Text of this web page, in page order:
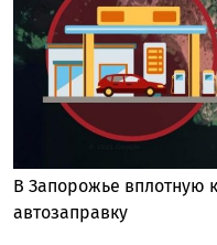
В Запорожье вплотную
автозаправку